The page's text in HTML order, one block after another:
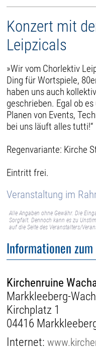
Konzert mit
Leipzicals
»Wir vom Chorlektiv
Ding für Wortspiele,
haben uns auch
geschrieben. Egal ob
Planen von Events,
bei uns läuft alles tutti!“
Regenvariante: Kirche
Eintritt frei.
Veranstaltung im
Alle Angaben ohne Gewähr. Die
Sorgfalt. Dennoch kann es zu
auf die Seite des Veranstalters/
Informationen
Kirchenruine
Markkleeberg-
Kirchplatz 1
04416
Internet: